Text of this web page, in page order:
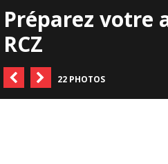
Préparez votre
RCZ
22 PHOTOS